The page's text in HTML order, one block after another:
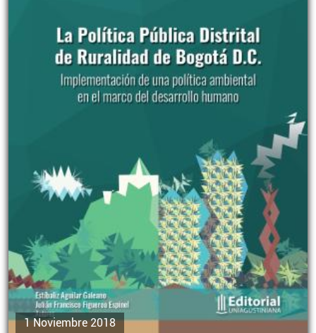
1 Noviembre 2018